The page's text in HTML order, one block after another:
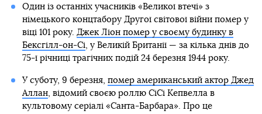
Один із останніх учасників «Великої втечі» з
німецького концтабору Другої світової війни помер у
віці 101 року. Джек Ліон помер у своєму будинку в
Бексгілл-он-Сі, у Великій Британії — за кілька днів до
75-ї річниці трагічних подій 24 березня 1944 року.
У суботу, 9 березня, помер американський актор Джед
Аллан, відомий своєю роллю СіСі Кепвелла в
культовому серіалі «Санта-Барбара». Про це